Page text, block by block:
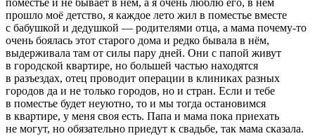
поместье и не бывает в нём, а я очень люблю его, в нём
прошло моё детство, я каждое лето жил в поместье вместе
с бабушкой и дедушкой — родителями отца, а мама почему-то
очень боялась этот старого дома и редко бывала в нём,
выдерживала там от силы пару дней. Они с папой живут
в городской квартире, но большей частью находятся
в разъездах, отец проводит операции в клиниках разных
городов да и не только городов, но и стран. Если и тебе
в поместье будет неуютно, то и мы тогда остановимся
в квартире, у меня своя есть. Папа и мама пока приехать
не могут, но обязательно приедут к свадьбе, так мама сказала.